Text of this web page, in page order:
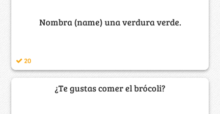
Nombra (name) una verdura verde.
20
¿Te gustas comer el brócoli?